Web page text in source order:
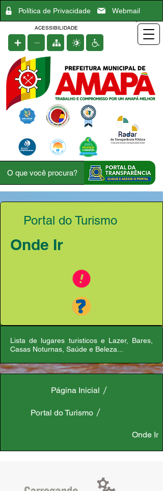
Política de Privacidade Webmail
ACESSIBILIDADE
Portal do Turismo
Onde Ir
Lista de lugares turisticos e Lazer, Bares,
Casas Noturnas, Saúde e Beleza...
Página Inicial
Portal do Turismo
Onde Ir